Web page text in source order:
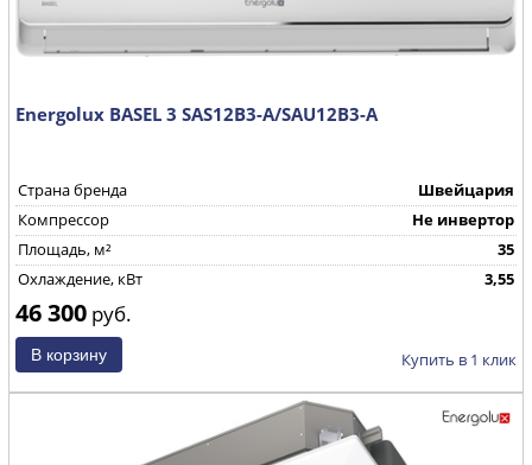
Energolux BASEL 3 SAS12B3-A/SAU12B3-A
Страна бренда
Швейцария
Компрессор
Не инвертор
Площадь, м²
35
Охлаждение, кВт
3,55
46 300 руб.
Купить в 1 клик